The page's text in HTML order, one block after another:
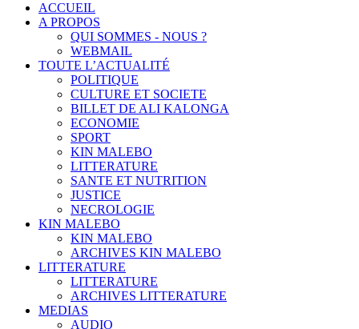
ACCUEIL
A PROPOS
QUI SOMMES - NOUS ?
WEBMAIL
TOUTE L’ACTUALITÉ
POLITIQUE
CULTURE ET SOCIETE
BILLET DE ALI KALONGA
ECONOMIE
SPORT
KIN MALEBO
LITTERATURE
SANTE ET NUTRITION
JUSTICE
NECROLOGIE
KIN MALEBO
KIN MALEBO
ARCHIVES KIN MALEBO
LITTERATURE
LITTERATURE
ARCHIVES LITTERATURE
MEDIAS
AUDIO